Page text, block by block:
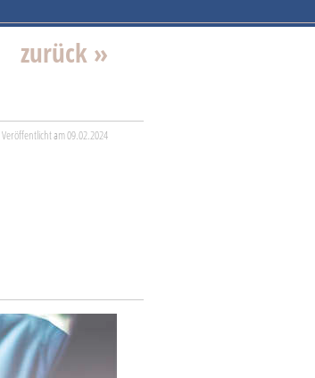
zurück »
Veröffentlicht am 09.02.2024